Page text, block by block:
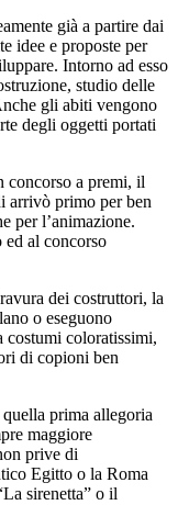
già a partire dai
idee e proposte per
Intorno ad esso
studio delle
gli abiti vengono
degli oggetti portati
concorso a premi, il
arrivò primo per ben
per l’animazione.
al concorso
dei costruttori, la
o eseguono
coloratissimi,
di copioni ben
prima allegoria
maggiore
prive di
Egitto o la Roma
sirenetta” o il